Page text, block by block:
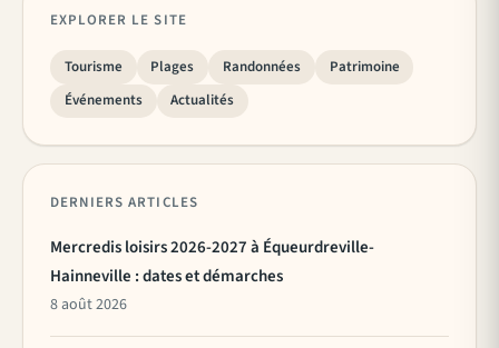
EXPLORER LE SITE
Tourisme Plages Randonnées
Patrimoine
Événements
Actualités
DERNIERS ARTICLES
Mercredis loisirs 2026-2027 à Équeurdreville-
Hainneville : dates et démarches
8 août 2026